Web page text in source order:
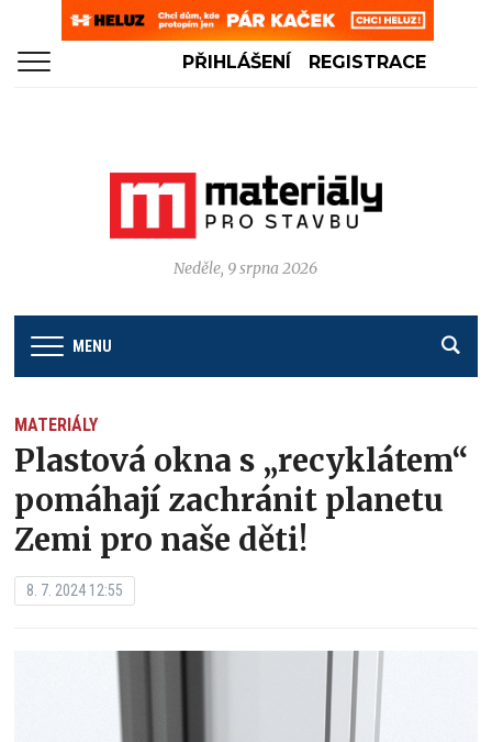
PŘIHLÁŠENÍ REGISTRACE
Neděle, 9 srpna 2026
MENU
MATERIÁLY
Plastová okna s „recyklátem“
pomáhají zachránit planetu
Zemi pro naše děti!
8. 7. 2024 12:55